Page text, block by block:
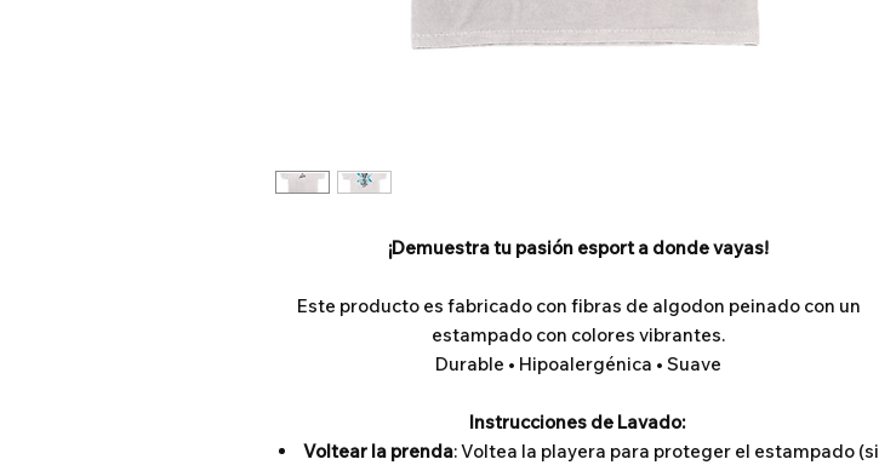
¡Demuestra tu pasión esport a donde vayas!
Este producto es fabricado con fibras de algodon peinado con un
estampado con colores vibrantes.
Durable • Hipoalergénica • Suave
Instrucciones de Lavado:
Voltear la prenda: Voltea la playera para proteger el estampado (si